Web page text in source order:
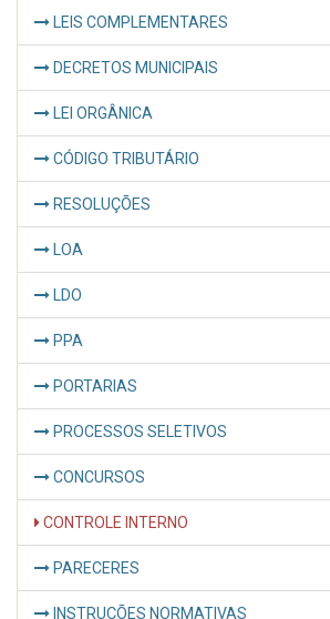
LEIS COMPLEMENTARES
DECRETOS MUNICIPAIS
LEI ORGÂNICA
CÓDIGO TRIBUTÁRIO
RESOLUÇÕES
LOA
LDO
PPA
PORTARIAS
PROCESSOS SELETIVOS
CONCURSOS
CONTROLE INTERNO
PARECERES
INSTRUÇÕES NORMATIVAS